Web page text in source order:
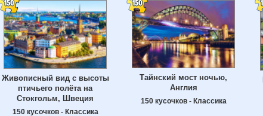
Живописный вид с высоты
птичьего полёта на
Стокгольм, Швеция
150 кусочков - Классика
Тайнский мост ночью,
Англия
150 кусочков - Классика